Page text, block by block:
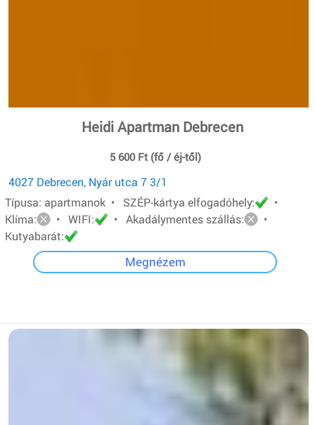
Heidi Apartman Debrecen
5 600 Ft (fő / éj-től)
4027 Debrecen, Nyár utca 7 3/1
Típusa: apartmanok • SZÉP-kártya elfogadóhely:
•
Klíma:
• WIFI: • Akadálymentes szállás:
•
Kutyabarát:
Megnézem